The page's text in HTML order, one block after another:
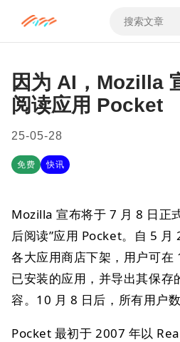
因为 AI，Mozilla
阅读应用 Pocket
25-05-28
免费 快讯
Mozilla 宣布将于 7 月 8 日正
后阅读”应用 Pocket。自 5
各大应用商店下架，用户可在
已安装的应用，并导出其保存
容。10 月 8 日后，所有用户
Pocket 最初于 2007 年以